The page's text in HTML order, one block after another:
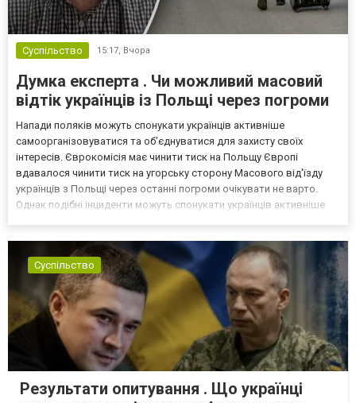
Суспільство 15:17, Вчора
Думка експерта . Чи можливий масовий
відтік українців із Польщі через погроми
Напади поляків можуть спонукати українців активніше
самоорганізовуватися та об’єднуватися для захисту своїх
інтересів. Єврокомісія має чинити тиск на Польщу Європі
вдавалося чинити тиск на угорську сторону Масового від'їзду
українців з Польщі через останні погроми очікувати не варто.
Однак подібні інциденти можуть спонукати українців активніше
Суспільство
Результати опитування . Що українці